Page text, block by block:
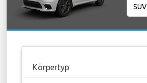
Körpertyp